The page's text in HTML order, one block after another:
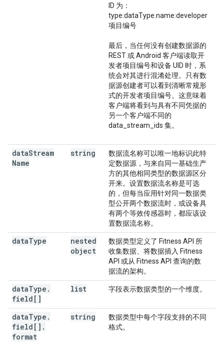
ID 为：
type:dataType.name:developer
项目编号
最后，当任何没有创建数据源的
REST 或 Android 客户端读取开
发者项目编号和设备 UID 时，系
统会对其进行混淆处理。只有数
据源创建者可以看到清晰常规形
式的开发者项目编号。这意味着
客户端将看到与具有不同凭据的
另一个客户端不同的
data_stream_ids 集。
dataStream
Name
string
数据流名称可以唯一地标识此特
定数据源，与来自同一基础生产
方的其他相同类型的数据源区分
开来。设置数据流名称是可选
的，但每当应用针对同一数据类
型公开两个数据流时，或设备具
有两个等效传感器时，都应该设
置数据流名称。
dataType
nested
object
数据类型定义了 Fitness API 所
收集数据、将数据插入 Fitness
API 或从 Fitness API 查询的数
据流的架构。
dataType .
field[]
list 字段表示数据类型的一个维度。
dataType .
field[] .
format
string
数据类型中每个字段支持的不同
格式。